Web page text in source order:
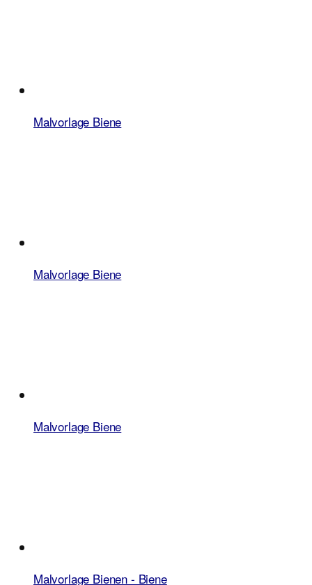
Malvorlage Biene
Malvorlage Biene
Malvorlage Biene
Malvorlage Bienen - Biene